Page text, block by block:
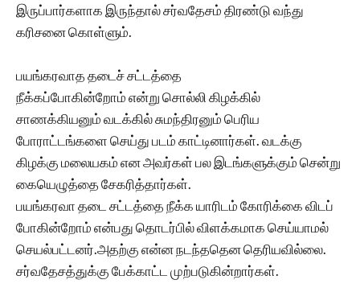
இருப்பார்களாக இருந்தால் சர்வதேசம் திரண்டு வந்து
கரிசனை கொள்ளும்.
பயங்கரவாத தடைச் சட்டத்தை
நீக்கப்போகின்றோம் என்று சொல்லி கிழக்கில்
சாணக்கியனும் வடக்கில் சுமந்திரனும் பெரிய
போராட்டங்களை செய்து படம் காட்டினார்கள். வடக்கு
கிழக்கு மலையகம் என அவர்கள் பல இடங்களுக்கும் சென்று
கையெழுத்தை சேகரித்தார்கள்.
பயங்கரவா தடை சட்டத்தை நீக்க யாரிடம் கோரிக்கை விடப்
போகின்றோம் என்பது தொடர்பில் விளக்கமாக செய்யாமல்
செயல்பட்டனர்.அதற்கு என்ன நடந்ததென தெரியவில்லை.
சர்வதேசத்துக்கு பேக்காட்ட முற்படுகின்றார்கள்.